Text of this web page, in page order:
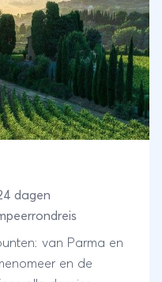
dagen
van Parma en
en de